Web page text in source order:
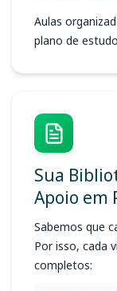
Aulas
plano de
Sua
Apoio em
Sabemos que
Por isso, cada
completos: